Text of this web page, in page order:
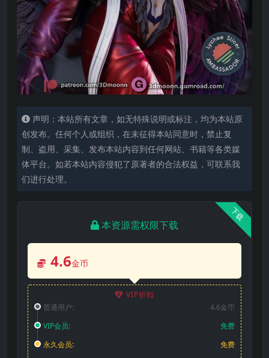
声明：本站所有文章，如无特殊说明或标注，均为本站原
创发布。任何个人或组织，在未征得本站同意时，禁止复
制、盗用、采集、发布本站内容到任何网站、书籍等各类媒
体平台。如若本站内容侵犯了原著者的合法权益，可联系我
们进行处理。
下载
本资源需权限下载
4.6金币
VIP折扣
普通用户:
4.6金币
VIP会员:
免费
永久会员:
免费